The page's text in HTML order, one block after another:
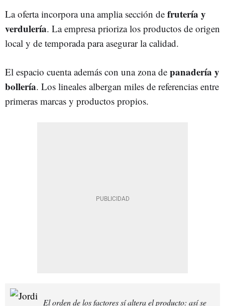
La oferta incorpora una amplia sección de frutería y
verdulería. La empresa prioriza los productos de origen
local y de temporada para asegurar la calidad.
El espacio cuenta además con una zona de panadería y
bollería. Los lineales albergan miles de referencias entre
primeras marcas y productos propios.
El orden de los factores sí altera el producto: así se